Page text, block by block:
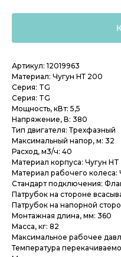
Артикул: 12019963
Материал: Чугун НТ 200
Серия: TG
Серия: TG
Мощность, кВт: 5,5
Напряжение, В: 380
Тип двигателя: Трехфазный
Максимальный напор, м: 32
Расход, м3/ч: 40
Материал корпуса: Чугун
Материал рабочего колеса:
Стандарт подключения:
Патрубок на стороне
Патрубок на напорной
Монтажная длина, мм: 360
Масса, кг: 82
Максимальное рабочее
Температура